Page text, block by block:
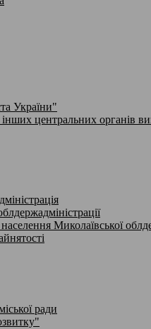
України"
центральних органів
Миколаївської
ради